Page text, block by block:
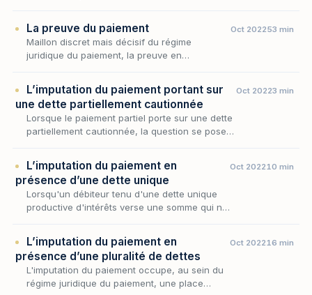
La preuve du paiement
Maillon discret mais décisif du régime
juridique du paiement, la preuve en
libération e…
Oct 202253 min
L’imputation du paiement portant sur
une dette partiellement cautionnée
Lorsque le paiement partiel porte sur une dette
partiellement cautionnée, la question se pose
Oct 20223 min
L’imputation du paiement en
présence d’une dette unique
Lorsqu'un débiteur tenu d'une dette unique
productive d'intérêts verse une somme qui ne
Oct 202210 min
L’imputation du paiement en
présence d’une pluralité de dettes
L'imputation du paiement occupe, au sein du
régime juridique du paiement, une place
Oct 202216 min